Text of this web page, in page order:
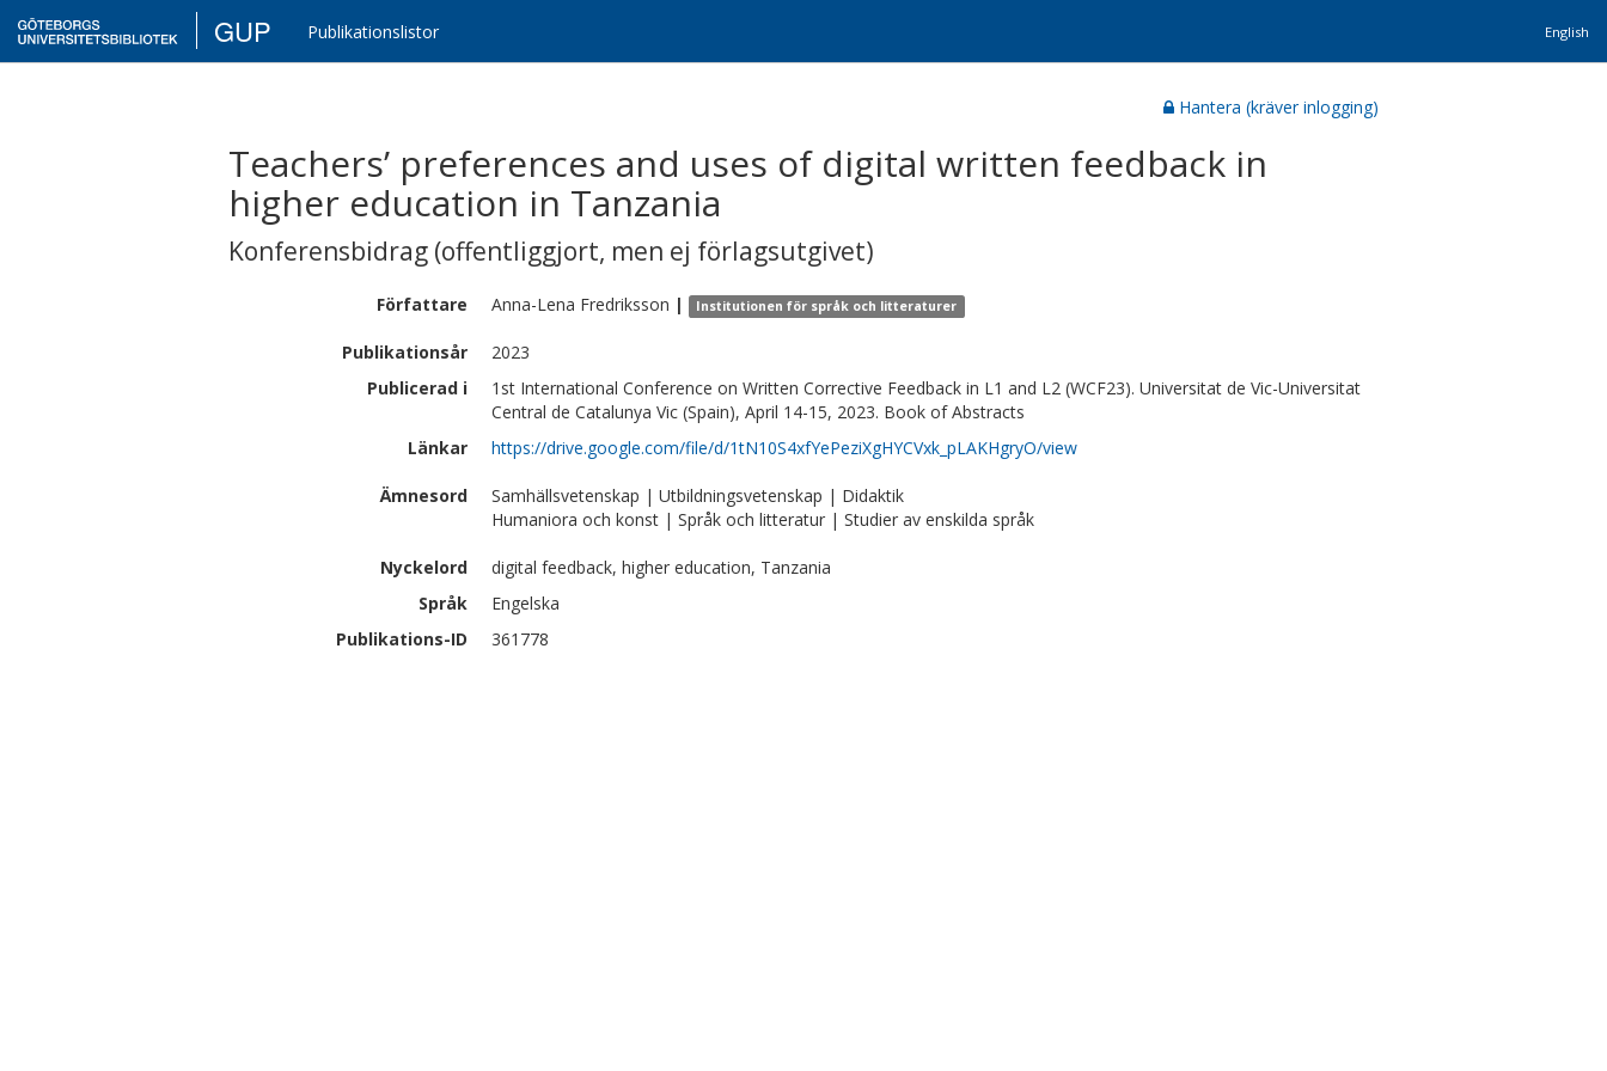
GUP Publikationslistor English
Hantera (kräver inlogging)
Teachers’ preferences and uses of digital written feedback in
higher education in Tanzania
Konferensbidrag (offentliggjort, men ej förlagsutgivet)
Författare Anna-Lena Fredriksson | Institutionen för språk och litteraturer
Publikationsår
2023
Publicerad i
1st International Conference on Written Corrective Feedback in L1 and L2 (WCF23). Universitat de Vic-Universitat
Central de Catalunya Vic (Spain), April 14-15, 2023. Book of Abstracts
Länkar
https://drive.google.com/file/d/1tN10S4xfYePeziXgHYCVxk_pLAKHgryO/view
Ämnesord
Samhällsvetenskap | Utbildningsvetenskap | Didaktik
Humaniora och konst | Språk och litteratur | Studier av enskilda språk
Nyckelord
digital feedback, higher education, Tanzania
Språk
Engelska
Publikations-ID
361778